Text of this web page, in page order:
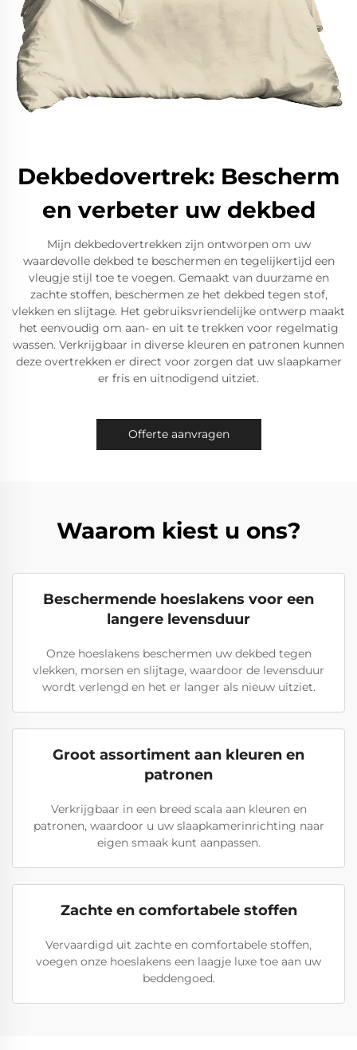
Dekbedovertrek: Bescherm
en verbeter uw dekbed
Mijn dekbedovertrekken zijn ontworpen om uw
waardevolle dekbed te beschermen en tegelijkertijd een
vleugje stijl toe te voegen. Gemaakt van duurzame en
zachte stoffen, beschermen ze het dekbed tegen stof,
vlekken en slijtage. Het gebruiksvriendelijke ontwerp maakt
het eenvoudig om aan- en uit te trekken voor regelmatig
wassen. Verkrijgbaar in diverse kleuren en patronen kunnen
deze overtrekken er direct voor zorgen dat uw slaapkamer
er fris en uitnodigend uitziet.
Offerte aanvragen
Waarom kiest u ons?
Beschermende hoeslakens voor een
langere levensduur
Onze hoeslakens beschermen uw dekbed tegen
vlekken, morsen en slijtage, waardoor de levensduur
wordt verlengd en het er langer als nieuw uitziet.
Groot assortiment aan kleuren en
patronen
Verkrijgbaar in een breed scala aan kleuren en
patronen, waardoor u uw slaapkamerinrichting naar
eigen smaak kunt aanpassen.
Zachte en comfortabele stoffen
Vervaardigd uit zachte en comfortabele stoffen,
voegen onze hoeslakens een laagje luxe toe aan uw
beddengoed.